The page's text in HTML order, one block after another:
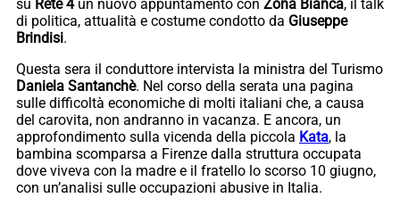
su Rete 4 un nuovo appuntamento con Zona Bianca, il talk
di politica, attualità e costume condotto da Giuseppe
Brindisi.
Questa sera il conduttore intervista la ministra del Turismo
Daniela Santanchè. Nel corso della serata una pagina
sulle difficoltà economiche di molti italiani che, a causa
del carovita, non andranno in vacanza. E ancora, un
approfondimento sulla vicenda della piccola Kata, la
bambina scomparsa a Firenze dalla struttura occupata
dove viveva con la madre e il fratello lo scorso 10 giugno,
con un’analisi sulle occupazioni abusive in Italia.